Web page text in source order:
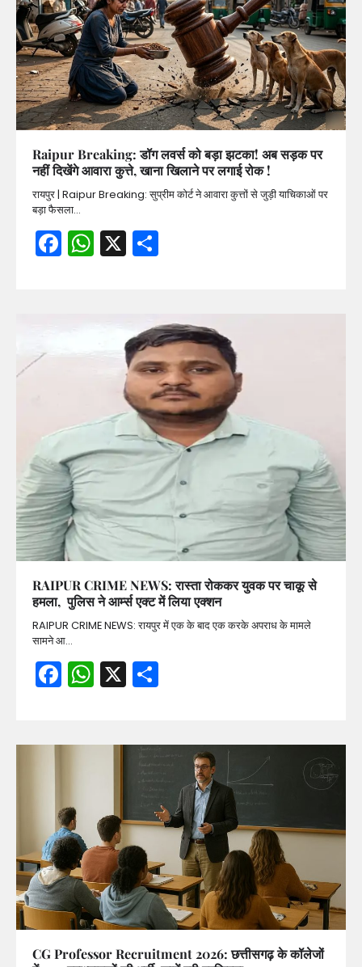
Raipur Breaking: डॉग लवर्स को बड़ा झटका! अब सड़क पर
नहीं दिखेंगे आवारा कुत्ते, खाना खिलाने पर लगाई रोक !
रायपुर | Raipur Breaking: सुप्रीम कोर्ट ने आवारा कुत्तों से जुड़ी याचिकाओं पर
बड़ा फैसला…
Facebook
WhatsApp
X
RAIPUR CRIME NEWS: रास्ता रोककर युवक पर चाकू से
हमला, पुलिस ने आर्म्स एक्ट में लिया एक्शन
RAIPUR CRIME NEWS: रायपुर में एक के बाद एक करके अपराध के मामले
सामने आ…
Facebook
WhatsApp
X
CG Professor Recruitment 2026: छत्तीसगढ़ के कॉलेजों